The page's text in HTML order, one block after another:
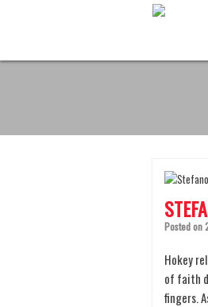
n
Posted on
Hokey
of faith
fingers.